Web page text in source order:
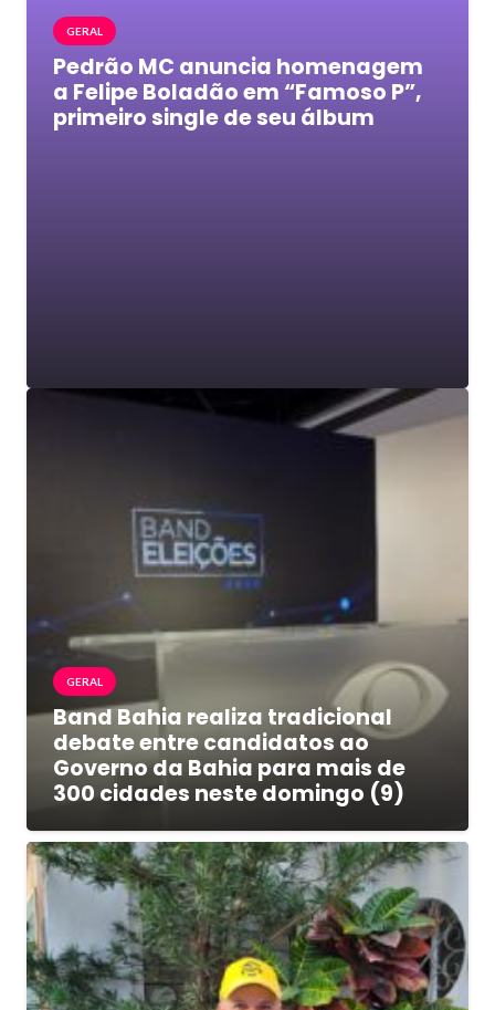
GERAL
Pedrão MC anuncia homenagem
a Felipe Boladão em “Famoso P”,
primeiro single de seu álbum
GERAL
Band Bahia realiza tradicional
debate entre candidatos ao
Governo da Bahia para mais de
300 cidades neste domingo (9)